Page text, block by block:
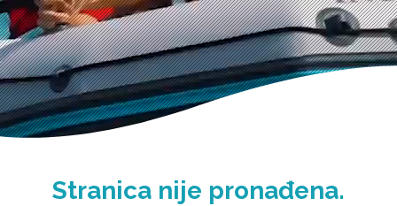
Stranica nije pronađena.